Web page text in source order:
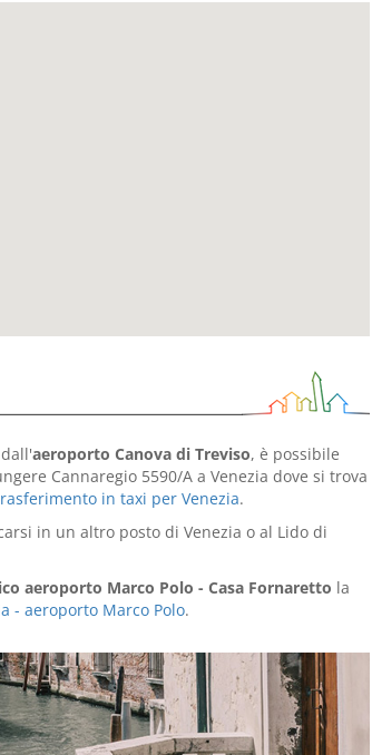
aeroporto Canova di Treviso, è possibile
Cannaregio 5590/A a Venezia dove si trova
in taxi per Venezia.
in un altro posto di Venezia o al Lido di
aeroporto Marco Polo - Casa Fornaretto la
- aeroporto Marco Polo.